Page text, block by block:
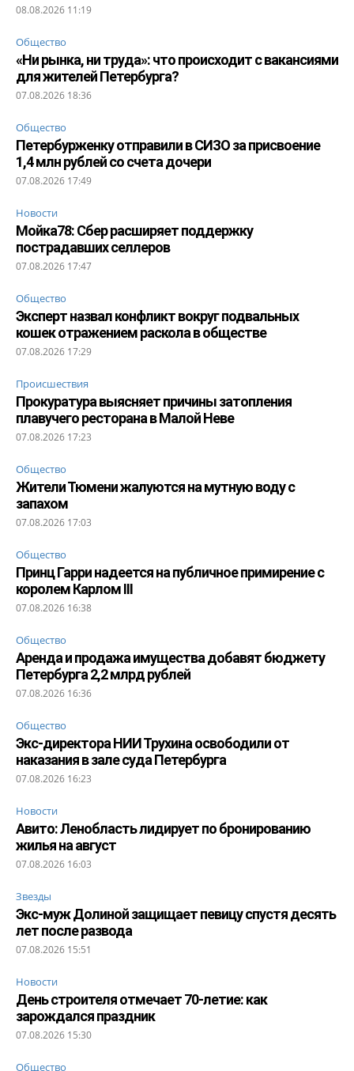
08.08.2026 11:19
Общество
«Ни рынка, ни труда»: что происходит с вакансиями
для жителей Петербурга?
07.08.2026 18:36
Общество
Петербурженку отправили в СИЗО за присвоение
1,4 млн рублей со счета дочери
07.08.2026 17:49
Новости
Мойка78: Сбер расширяет поддержку
пострадавших селлеров
07.08.2026 17:47
Общество
Эксперт назвал конфликт вокруг подвальных
кошек отражением раскола в обществе
07.08.2026 17:29
Происшествия
Прокуратура выясняет причины затопления
плавучего ресторана в Малой Неве
07.08.2026 17:23
Общество
Жители Тюмени жалуются на мутную воду с
запахом
07.08.2026 17:03
Общество
Принц Гарри надеется на публичное примирение с
королем Карлом III
07.08.2026 16:38
Общество
Аренда и продажа имущества добавят бюджету
Петербурга 2,2 млрд рублей
07.08.2026 16:36
Общество
Экс-директора НИИ Трухина освободили от
наказания в зале суда Петербурга
07.08.2026 16:23
Новости
Авито: Ленобласть лидирует по бронированию
жилья на август
07.08.2026 16:03
Звезды
Экс-муж Долиной защищает певицу спустя десять
лет после развода
07.08.2026 15:51
Новости
День строителя отмечает 70-летие: как
зарождался праздник
07.08.2026 15:30
Общество